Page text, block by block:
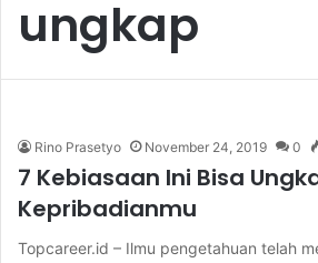
ungkap
Rino Prasetyo November 24, 2019 0
7 Kebiasaan Ini Bisa
Kepribadianmu
Topcareer.id – Ilmu pengetahuan telah